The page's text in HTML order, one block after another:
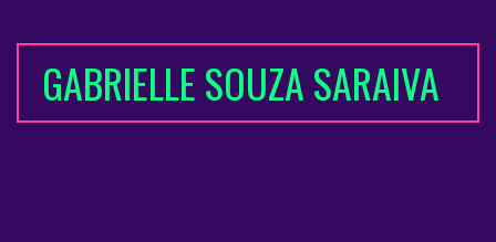
GABRIELLE SOUZA SARAIVA